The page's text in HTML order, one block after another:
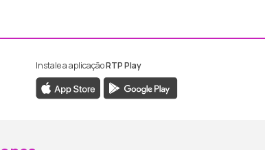
RTP Madeira
da RTP Madeira
Instale a aplicaçãoRTP Play